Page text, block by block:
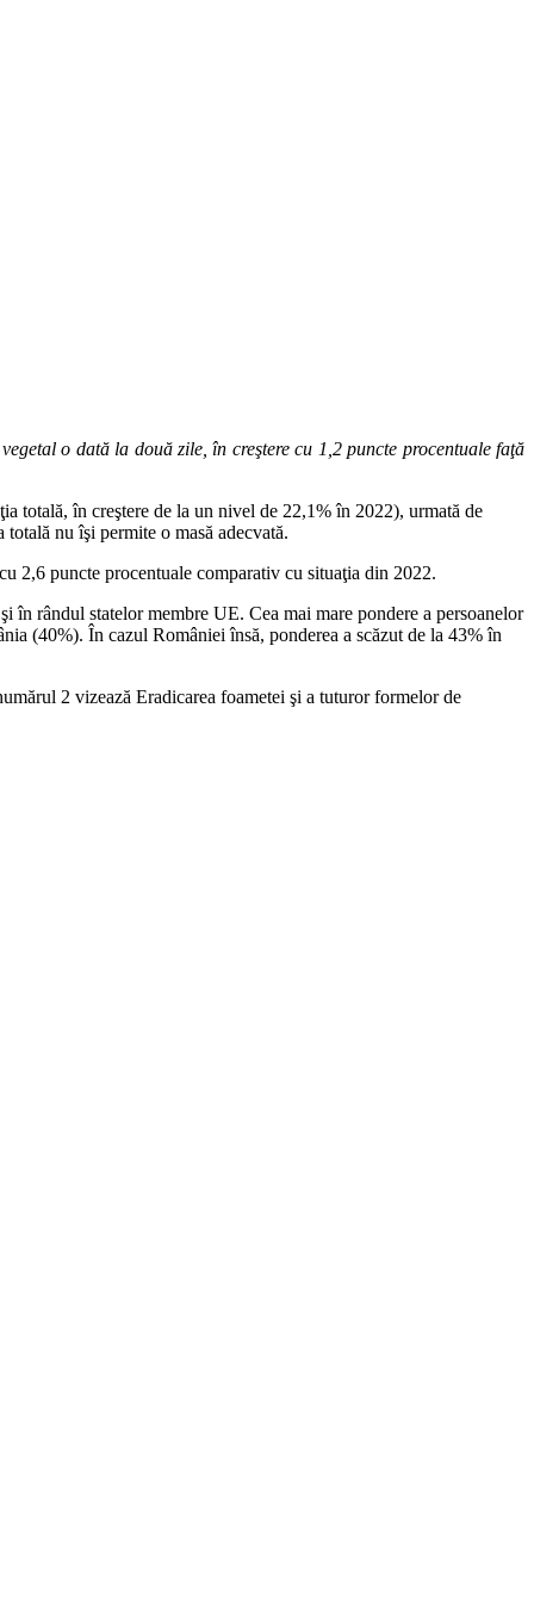
o dată la două zile, în creştere cu 1,2 puncte procentuale faţă
totală, în creştere de la un nivel de 22,1% în 2022), urmată de
nu îşi permite o masă adecvată.
2,6 puncte procentuale comparativ cu situaţia din 2022.
în rândul statelor membre UE. Cea mai mare pondere a persoanelor
(40%). În cazul României însă, ponderea a scăzut de la 43% în
2 vizează Eradicarea foametei şi a tuturor formelor de